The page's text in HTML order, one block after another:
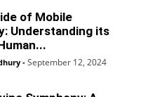
of Mobile
Understanding its
- September 12, 2024